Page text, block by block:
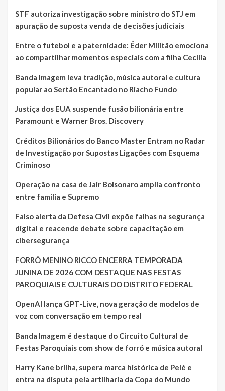
STF autoriza investigação sobre ministro do STJ em
apuração de suposta venda de decisões judiciais
Entre o futebol e a paternidade: Éder Militão emociona
ao compartilhar momentos especiais com a filha Cecília
Banda Imagem leva tradição, música autoral e cultura
popular ao Sertão Encantado no Riacho Fundo
Justiça dos EUA suspende fusão bilionária entre
Paramount e Warner Bros. Discovery
Créditos Bilionários do Banco Master Entram no Radar
de Investigação por Supostas Ligações com Esquema
Criminoso
Operação na casa de Jair Bolsonaro amplia confronto
entre família e Supremo
Falso alerta da Defesa Civil expõe falhas na segurança
digital e reacende debate sobre capacitação em
cibersegurança
FORRÓ MENINO RICCO ENCERRA TEMPORADA
JUNINA DE 2026 COM DESTAQUE NAS FESTAS
PAROQUIAIS E CULTURAIS DO DISTRITO FEDERAL
OpenAI lança GPT-Live, nova geração de modelos de
voz com conversação em tempo real
Banda Imagem é destaque do Circuito Cultural de
Festas Paroquiais com show de forró e música autoral
Harry Kane brilha, supera marca histórica de Pelé e
entra na disputa pela artilharia da Copa do Mundo